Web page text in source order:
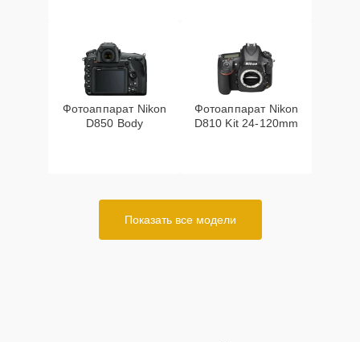
Фотоаппарат Nikon
D850 Body
Фотоаппарат Nikon
D810 Kit 24-120mm
Показать все модели